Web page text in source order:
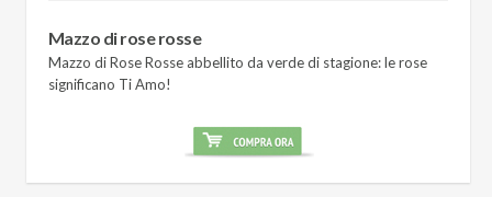
Mazzo di rose rosse
Mazzo di Rose Rosse abbellito da verde di stagione: le rose
significano Ti Amo!